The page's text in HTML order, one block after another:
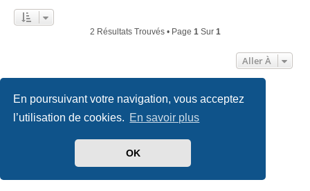
En poursuivant votre navigation, vous acceptez
l’utilisation de cookies. En savoir plus
OK
2 Résultats Trouvés • Page 1Sur 1
Aller À
Accueil Index du forum Nous contacter
phpBB-fr.com
created by INVENTEA & v12mike
Conditions